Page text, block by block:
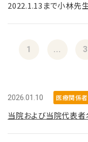
2022.1.13まで小林先
1 ... 3
2026.01.10 医療関係
当院および当院代表